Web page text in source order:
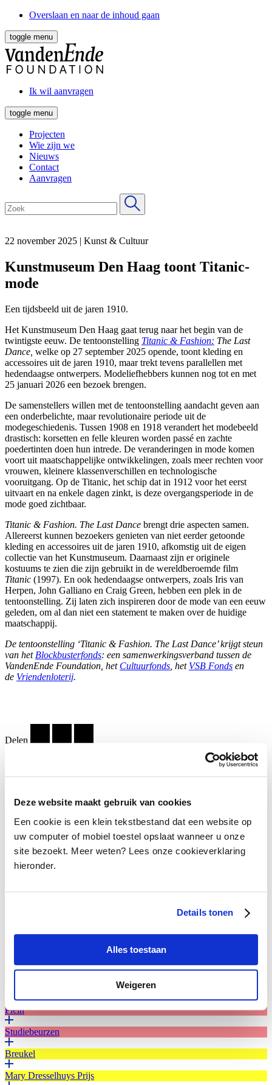
Deze website maakt gebruik van cookies
Een cookie is een klein tekstbestand dat een website op
uw computer of mobiel toestel opslaat wanneer u onze
site bezoekt. Meer weten? Lees onze cookieverklaring
hieronder.
Details tonen
Alles toestaan
Weigeren
Overslaan en naar de inhoud gaan
toggle menu
Ik wil aanvragen
toggle menu
Projecten
Wie zijn we
Nieuws
Contact
Aanvragen
22 november 2025 | Kunst & Cultuur
Kunstmuseum Den Haag toont Titanic-
mode
Een tijdsbeeld uit de jaren 1910.
Het Kunstmuseum Den Haag gaat terug naar het begin van de
twintigste eeuw. De tentoonstelling Titanic & Fashion: The Last
Dance, welke op 27 september 2025 opende, toont kleding en
accessoires uit de jaren 1910, maar trekt tevens parallellen met
hedendaagse ontwerpers. Modeliefhebbers kunnen nog tot en met
25 januari 2026 een bezoek brengen.
De samenstellers willen met de tentoonstelling aandacht geven aan
een onderbelichte, maar revolutionaire periode uit de
modegeschiedenis. Tussen 1908 en 1918 verandert het modebeeld
drastisch: korsetten en felle kleuren worden passé en zachte
poedertinten doen hun intrede. De veranderingen in mode komen
voort uit maatschappelijke ontwikkelingen, zoals meer rechten voor
vrouwen, kleinere klassenverschillen en technologische
vooruitgang. Op de Titanic, het schip dat in 1912 voor het eerst
uitvaart en na enkele dagen zinkt, is deze overgangsperiode in de
mode goed zichtbaar.
Titanic & Fashion. The Last Dance brengt drie aspecten samen.
Allereerst kunnen bezoekers genieten van niet eerder getoonde
kleding en accessoires uit de jaren 1910, afkomstig uit de eigen
collectie van het Kunstmuseum. Daarnaast zijn er originele
kostuums te zien die zijn gebruikt in de wereldberoemde film
Titanic (1997). En ook hedendaagse ontwerpers, zoals Iris van
Herpen, John Galliano en Craig Green, hebben een plek in de
tentoonstelling. Zij laten zich inspireren door de mode van een eeuw
geleden, om al dan niet een statement te maken over de huidige
maatschappij.
De tentoonstelling ‘Titanic & Fashion. The Last Dance’ krijgt steun
van het Blockbusterfonds: een samenwerkingsverband tussen de
VandenEnde Foundation, het Cultuurfonds , het VSB Fonds en
de Vriendenloterij.
Delen
Zaaloverzicht Titanic & Fashion - The Last Dance,
Kunstmuseum Den Haag, foto Franck Doho.
Zaaloverzicht Titanic & Fashion - The Last Dance,
Zaaloverzicht Titanic & Fashion - The Last Dance,
Kunstmuseum Den Haag, foto Franck Doho.
Fien de la Mar
Plein
Studiebeurzen
Breukel
Mary Dresselhuys Prijs